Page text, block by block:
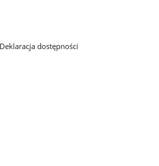
Deklaracja dostępności